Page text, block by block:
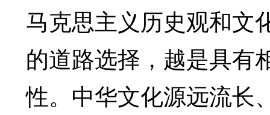
马克思主义历史观和文
的道路选择，越是具有
性。中华文化源远流长